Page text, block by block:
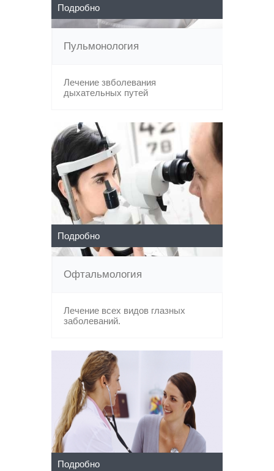
Подробно
Пульмонология
Лечение звболевания
дыхательных путей
Подробно
Офтальмология
Лечение всех видов глазных
заболеваний.
Подробно